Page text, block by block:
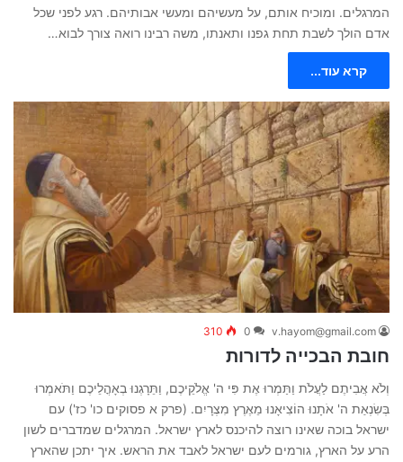
המרגלים. ומוכיח אותם, על מעשיהם ומעשי אבותיהם. רגע לפני שכל
אדם הולך לשבת תחת גפנו ותאנתו, משה רבינו רואה צורך לבוא…
קרא עוד...
v.hayom@gmail.com
0
310
חובת הבכייה לדורות
וְלֹא אֲבִיתֶם לַעֲלֹת וַתַּמְרוּ אֶת פִּי ה' אֱלֹקֵיכֶם, וַתֵּרָגְנוּ בְאָהֳלֵיכֶם וַתֹּאמְרוּ
בְּשִׂנְאַת ה' אֹתָנוּ הוֹצִיאָנוּ מֵאֶרֶץ מִצְרָיִם. (פרק א פסוקים כו' כז') עם
ישראל בוכה שאינו רוצה להיכנס לארץ ישראל. המרגלים שמדברים לשון
הרע על הארץ, גורמים לעם ישראל לאבד את הראש. איך יתכן שהארץ